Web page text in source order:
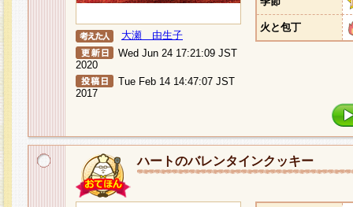
大瀬 由生子
Wed Jun 24 17:21:09 JST
2020
Tue Feb 14 14:47:07 JST
2017
火と包丁
ハートのバレンタインクッキー